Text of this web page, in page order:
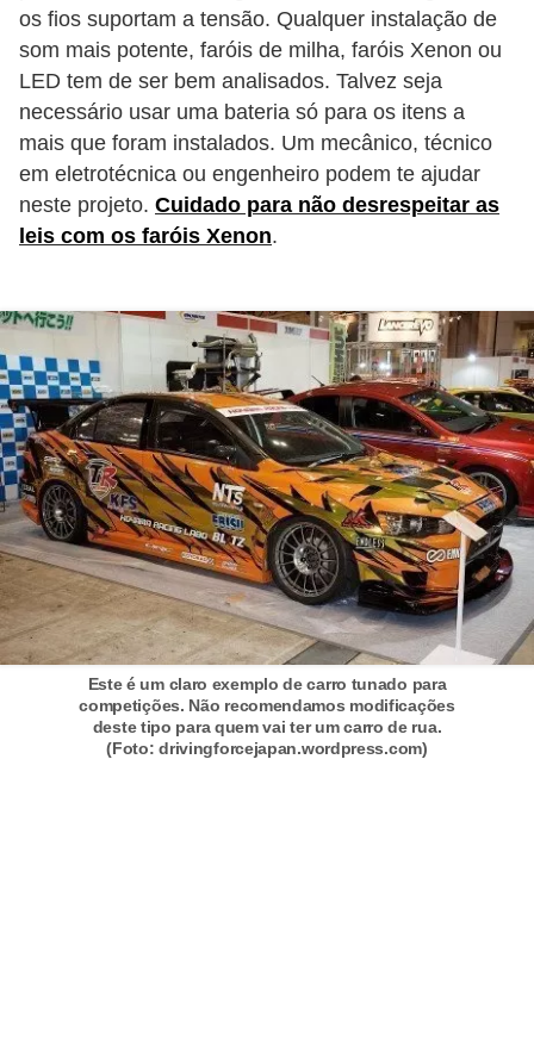
os fios suportam a tensão. Qualquer instalação de
som mais potente, faróis de milha, faróis Xenon ou
LED tem de ser bem analisados. Talvez seja
necessário usar uma bateria só para os itens a
mais que foram instalados. Um mecânico, técnico
em eletrotécnica ou engenheiro podem te ajudar
neste projeto. Cuidado para não desrespeitar as
leis com os faróis Xenon.
Este é um claro exemplo de carro tunado para
competições. Não recomendamos modificações
deste tipo para quem vai ter um carro de rua.
(Foto: drivingforcejapan.wordpress.com)
g
u
r
a
n
ç
a
e
g
u
r
o
s